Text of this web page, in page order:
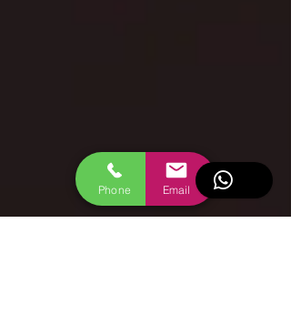
Phone Email